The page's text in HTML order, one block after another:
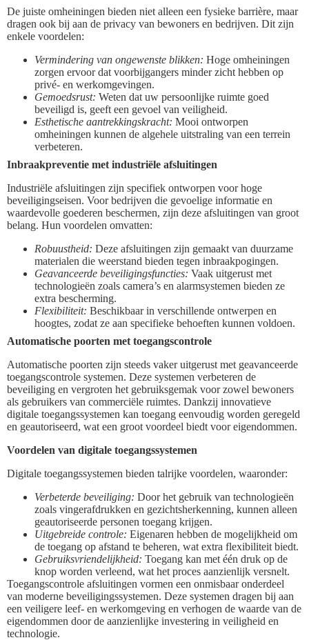
De juiste omheiningen bieden niet alleen een fysieke barrière, maar
dragen ook bij aan de privacy van bewoners en bedrijven. Dit zijn
enkele voordelen:
Vermindering van ongewenste blikken: Hoge omheiningen
zorgen ervoor dat voorbijgangers minder zicht hebben op
privé- en werkomgevingen.
Gemoedsrust: Weten dat uw persoonlijke ruimte goed
beveiligd is, geeft een gevoel van veiligheid.
Esthetische aantrekkingskracht: Mooi ontworpen
omheiningen kunnen de algehele uitstraling van een terrein
verbeteren.
Inbraakpreventie met industriële afsluitingen
Industriële afsluitingen zijn specifiek ontworpen voor hoge
beveiligingseisen. Voor bedrijven die gevoelige informatie en
waardevolle goederen beschermen, zijn deze afsluitingen van groot
belang. Hun voordelen omvatten:
Robuustheid: Deze afsluitingen zijn gemaakt van duurzame
materialen die weerstand bieden tegen inbraakpogingen.
Geavanceerde beveiligingsfuncties: Vaak uitgerust met
technologieën zoals camera’s en alarmsystemen bieden ze
extra bescherming.
Flexibiliteit: Beschikbaar in verschillende ontwerpen en
hoogtes, zodat ze aan specifieke behoeften kunnen voldoen.
Automatische poorten met toegangscontrole
Automatische poorten zijn steeds vaker uitgerust met geavanceerde
toegangscontrole systemen. Deze systemen verbeteren de
beveiliging en vergroten het gebruiksgemak voor zowel bewoners
als gebruikers van commerciële ruimtes. Dankzij innovatieve
digitale toegangssystemen kan toegang eenvoudig worden geregeld
en geautoriseerd, wat een groot voordeel biedt voor eigendommen.
Voordelen van digitale toegangssystemen
Digitale toegangssystemen bieden talrijke voordelen, waaronder:
Verbeterde beveiliging: Door het gebruik van technologieën
zoals vingerafdrukken en gezichtsherkenning, kunnen alleen
geautoriseerde personen toegang krijgen.
Uitgebreide controle: Eigenaren hebben de mogelijkheid om
de toegang op afstand te beheren, wat extra flexibiliteit biedt.
Gebruiksvriendelijkheid: Toegang kan met één druk op de
knop worden verleend, wat het proces aanzienlijk versnelt.
Toegangscontrole afsluitingen vormen een onmisbaar onderdeel
van moderne beveiligingssystemen. Deze systemen dragen bij aan
een veiligere leef- en werkomgeving en verhogen de waarde van de
eigendommen door de aanzienlijke investering in veiligheid en
technologie.